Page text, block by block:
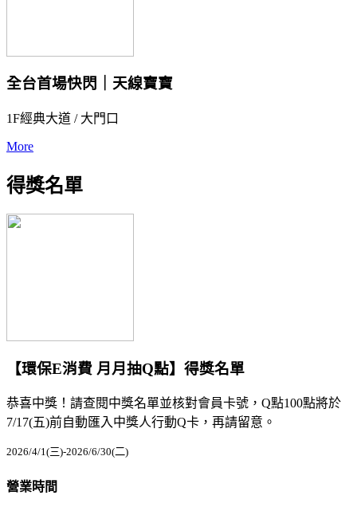
全台首場快閃｜天線寶寶
1F經典大道 / 大門口
More
得獎名單
【環保E消費 月月抽Q點】得獎名單
恭喜中獎！請查閱中獎名單並核對會員卡號，Q點100點將於
7/17(五)前自動匯入中獎人行動Q卡，再請留意。
2026/4/1(三)-2026/6/30(二)
營業時間